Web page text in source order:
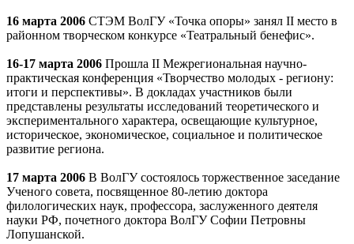
16 марта 2006 СТЭМ ВолГУ «Точка опоры» занял II место в
районном творческом конкурсе «Театральный бенефис».
16-17 марта 2006 Прошла II Межрегиональная научно-
практическая конференция «Творчество молодых - региону:
итоги и перспективы». В докладах участников были
представлены результаты исследований теоретического и
экспериментального характера, освещающие культурное,
историческое, экономическое, социальное и политическое
развитие региона.
17 марта 2006 В ВолГУ состоялось торжественное заседание
Ученого совета, посвященное 80-летию доктора
филологических наук, профессора, заслуженного деятеля
науки РФ, почетного доктора ВолГУ Софии Петровны
Лопушанской.